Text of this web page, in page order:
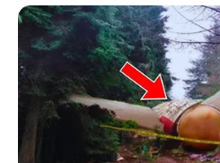
Lea También:Distrito
con la siembra de 120 árboles
“También sabemos los que
condiciones urbanas, como
”, añadió.